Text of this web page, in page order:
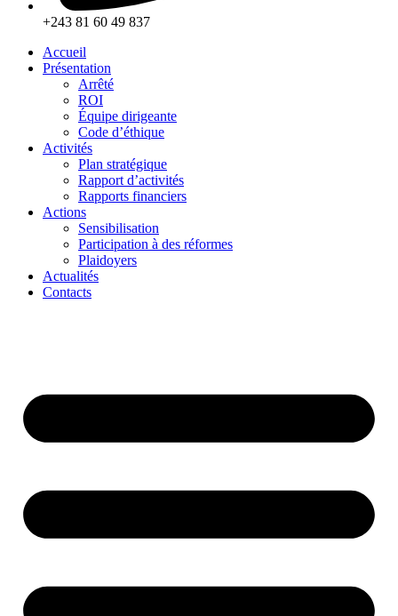
+243 81 60 49 837
Accueil
Présentation
Arrêté
ROI
Équipe dirigeante
Code d’éthique
Activités
Plan stratégique
Rapport d’activités
Rapports financiers
Actions
Sensibilisation
Participation à des réformes
Plaidoyers
Actualités
Contacts